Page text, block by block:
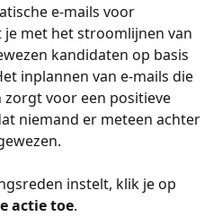
e-mails voor
met het stroomlijnen van
kandidaten op basis
inplannen van e-mails die
voor een positieve
niemand er meteen achter
instelt, klik je op
actie toe.